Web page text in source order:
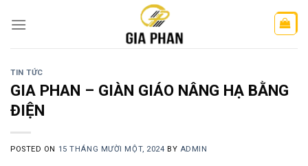
TIN TỨC
GIA PHAN – GIÀN GIÁO NÂNG HẠ BẰNG
ĐIỆN
POSTED ON 15 THÁNG MƯỜI MỘT, 2024 BY ADMIN